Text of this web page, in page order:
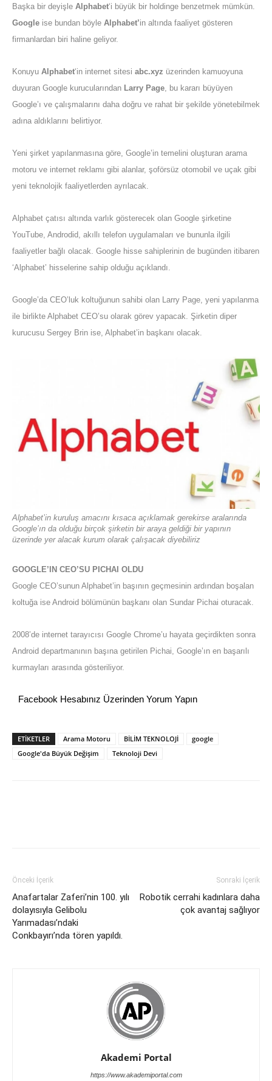
Başka bir deyişle Alphabet‘i büyük bir holdinge benzetmek mümkün.
Google ise bundan böyle Alphabet’in altında faaliyet gösteren
firmanlardan biri haline geliyor.
Konuyu Alphabet‘in internet sitesi abc.xyz üzerinden kamuoyuna
duyuran Google kurucularından Larry Page, bu kararı büyüyen
Google’ı ve çalışmalarını daha doğru ve rahat bir şekilde yönetebilmek
adına aldıklarını belirtiyor.
Yeni şirket yapılanmasına göre, Google’in temelini oluşturan arama
motoru ve internet reklamı gibi alanlar, şoförsüz otomobil ve uçak gibi
yeni teknolojik faaliyetlerden ayrılacak.
Alphabet çatısı altında varlık gösterecek olan Google şirketine
YouTube, Androdid, akıllı telefon uygulamaları ve bununla ilgili
faaliyetler bağlı olacak. Google hisse sahiplerinin de bugünden itibaren
‘Alphabet’ hisselerine sahip olduğu açıklandı.
Google’da CEO’luk koltuğunun sahibi olan Larry Page, yeni yapılanma
ile birlikte Alphabet CEO’su olarak görev yapacak. Şirketin diper
kurucusu Sergey Brin ise, Alphabet’in başkanı olacak.
Alphabet’in kuruluş amacını kısaca açıklamak gerekirse aralarında
Google’ın da olduğu birçok şirketin bir araya geldiği bir yapının
üzerinde yer alacak kurum olarak çalışacak diyebiliriz
GOOGLE’IN CEO’SU PICHAI OLDU
Google CEO’sunun Alphabet’in başının geçmesinin ardından boşalan
koltuğa ise Android bölümünün başkanı olan Sundar Pichai oturacak.
2008’de internet tarayıcısı Google Chrome’u hayata geçirdikten sonra
Android departmanının başına getirilen Pichai, Google’ın en başarılı
kurmayları arasında gösteriliyor.
Facebook Hesabınız Üzerinden Yorum Yapın
ETİKETLER Arama Motoru BİLİM TEKNOLOJİ
google
Google'da Büyük Değişim
Teknoloji Devi
Önceki İçerik
Anafartalar Zaferi’nin 100. yılı
dolayısıyla Gelibolu
Yarımadası’ndaki
Conkbayırı’nda tören yapıldı.
Sonraki İçerik
Robotik cerrahi kadınlara daha
çok avantaj sağlıyor
Akademi Portal
https://www.akademiportal.com